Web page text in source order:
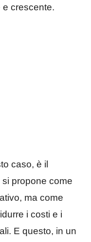
e crescente.
caso, è il
si propone come
ma come
i costi e i
E questo, in un